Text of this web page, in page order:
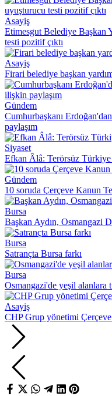
Asayiş
Etimesgut Belediye Başkan
testi pozitif çıktı
Asayiş
Firari belediye başkan
Gündem
Cumhurbaşkanı
paylaşım
Siyaset
Efkan Âlâ: Terörsüz Türkiye
Gündem
10 soruda Çerçeve Kanun
Bursa
Başkan Aydın, Osmangazi
Bursa
Satrançta Bursa farkı
Bursa
Osmangazi'de yeşil alanlara
Asayiş
CHP Grup yönetimi